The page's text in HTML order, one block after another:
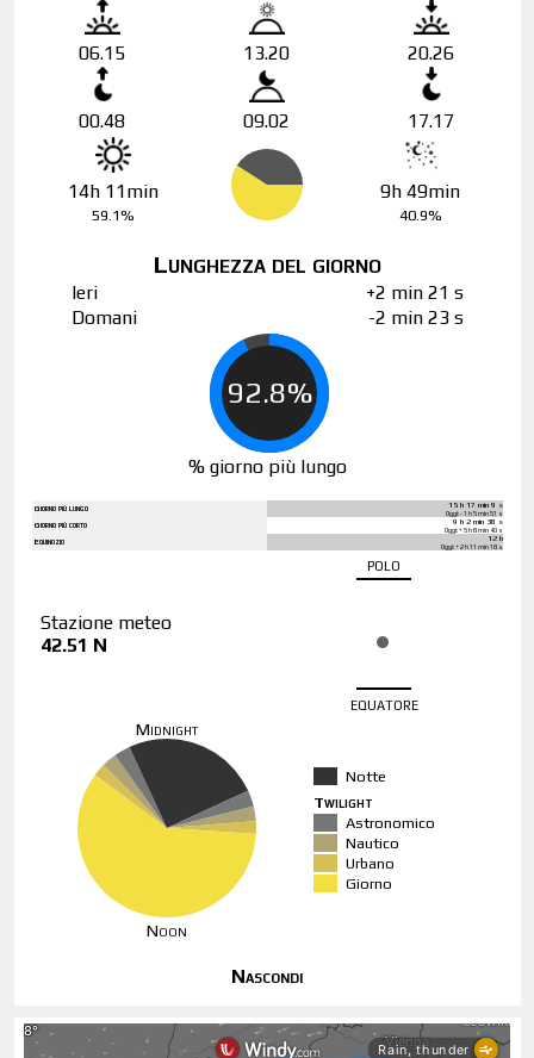
06.15 13.20 20.26
00.48 09.02 17.17
14h 11min
59.1%
9h 49min
40.9%
Lunghezza del giorno
Ieri
+2 min 21 s
Domani
-2 min 23 s
92.8%
% giorno più lungo
Giorno più lungo 15 h 17 min 9 s
Oggi: - 1 h 5 min 51 s
Giorno più corto 9 h 2 min 38 s
Oggi: + 5 h 8 min 40 s
Equinozio 12 h
Oggi: + 2 h 11 min 18 s
Stazione meteo
42.51 N
polo
equatore
Midnight
Noon
Notte
Twilight
Astronomico
Nautico
Urbano
Giorno
Nascondi